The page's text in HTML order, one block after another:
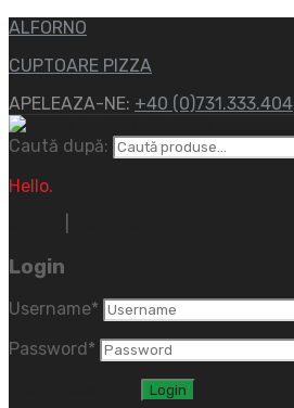
ALFORNO
CUPTOARE PIZZA
APELEAZA-NE: +40 (0)731.333.404
Caută după:
Hello.
Login
Username*
Password *